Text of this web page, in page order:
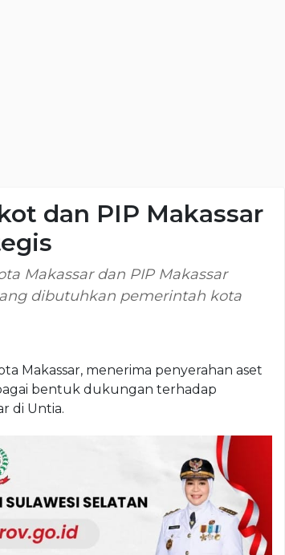
dan PIP Makassar
Makassar dan PIP Makassar
dibutuhkan pemerintah kota
Makassar, menerima penyerahan aset
bentuk dukungan terhadap
di Untia.